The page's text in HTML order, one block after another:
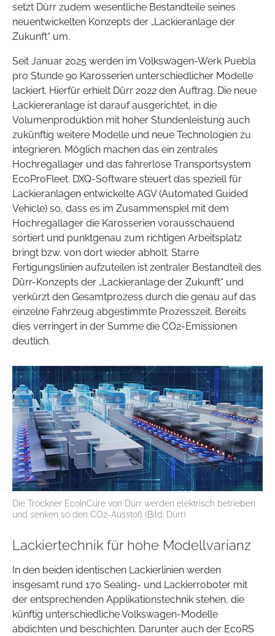
setzt Dürr zudem wesentliche Bestandteile seines
neuentwickelten Konzepts der „Lackieranlage der
Zukunft“ um.
Seit Januar 2025 werden im Volkswagen-Werk Puebla
pro Stunde 90 Karosserien unterschiedlicher Modelle
lackiert. Hierfür erhielt Dürr 2022 den Auftrag. Die neue
Lackiereranlage ist darauf ausgerichtet, in die
Volumenproduktion mit hoher Stundenleistung auch
zukünftig weitere Modelle und neue Technologien zu
integrieren. Möglich machen das ein zentrales
Hochregallager und das fahrerlose Transportsystem
EcoProFleet. DXQ-Software steuert das speziell für
Lackieranlagen entwickelte AGV (Automated Guided
Vehicle) so, dass es im Zusammenspiel mit dem
Hochregallager die Karosserien vorausschauend
sortiert und punktgenau zum richtigen Arbeitsplatz
bringt bzw. von dort wieder abholt. Starre
Fertigungslinien aufzuteilen ist zentraler Bestandteil des
Dürr-Konzepts der „Lackieranlage der Zukunft“ und
verkürzt den Gesamtprozess durch die genau auf das
einzelne Fahrzeug abgestimmte Prozesszeit. Bereits
dies verringert in der Summe die CO2-Emissionen
deutlich.
Die Trockner EcoInCure von Dürr werden elektrisch betrieben
und senken so den CO2-Ausstoß (Bild: Dürr)
Lackiertechnik für hohe Modellvarianz
In den beiden identischen Lackierlinien werden
insgesamt rund 170 Sealing- und Lackierroboter mit
der entsprechenden Applikationstechnik stehen, die
künftig unterschiedliche Volkswagen-Modelle
abdichten und beschichten. Darunter auch der EcoRS